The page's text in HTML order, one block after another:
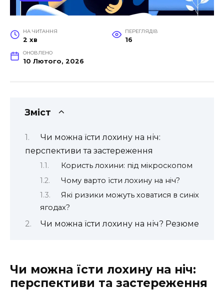
НА ЧИТАННЯ
2 хв
ПЕРЕГЛЯДІВ
16
ОНОВЛЕНО
10 Лютого, 2026
Зміст
Чи можна їсти лохину на ніч:
перспективи та застереження
Користь лохини: під мікроскопом
Чому варто їсти лохину на ніч?
Які ризики можуть ховатися в синіх
ягодах?
Чи можна їсти лохину на ніч? Резюме
Чи можна їсти лохину на ніч:
перспективи та застереження